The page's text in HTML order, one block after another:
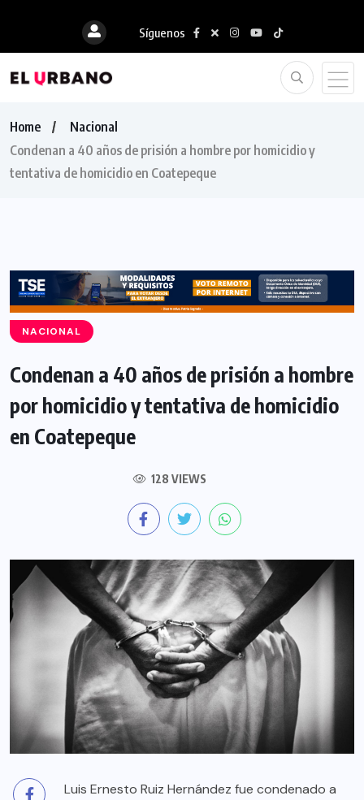
Síguenos
Home
Nacional
Condenan a 40 años de prisión a hombre por homicidio y
tentativa de homicidio en Coatepeque
NACIONAL
Condenan a 40 años de prisión a hombre
por homicidio y tentativa de homicidio
en Coatepeque
128 VIEWS
Luis Ernesto Ruiz Hernández fue condenado a